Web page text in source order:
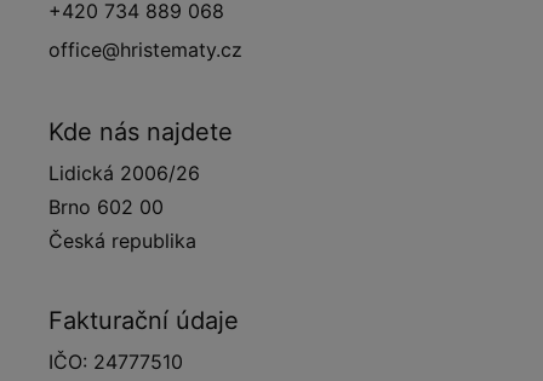
+420 734 889 068
office@hristematy.cz
Kde nás najdete
Lidická 2006/26
Brno 602 00
Česká republika
Fakturační údaje
IČO: 24777510